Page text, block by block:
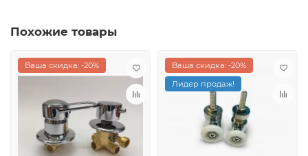
Похожие товары
Ваша скидка: -20%
Ваша скидка: -20%
Лидер продаж!